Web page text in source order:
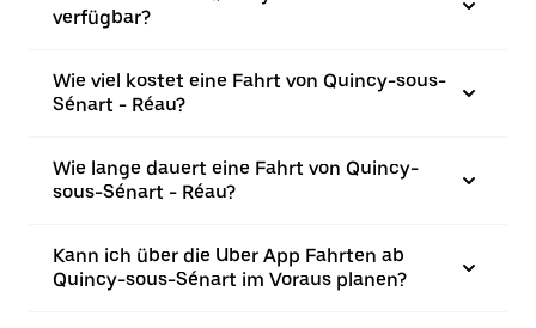
verfügbar?
Wie viel kostet eine Fahrt von Quincy-sous-
Sénart - Réau?
Wie lange dauert eine Fahrt von Quincy-
sous-Sénart - Réau?
Kann ich über die Uber App Fahrten ab
Quincy-sous-Sénart im Voraus planen?